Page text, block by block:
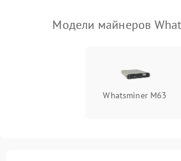
Модели майнеров
Whatsminer M63